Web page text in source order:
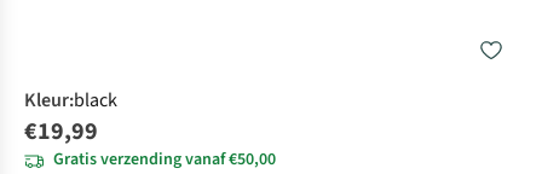
Kleur:black
€19,99
Gratis verzending vanaf €50,00